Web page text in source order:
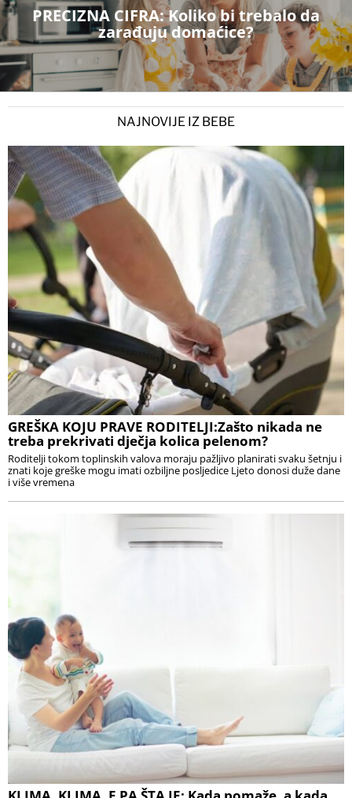
PRECIZNA CIFRA: Koliko bi trebalo da
zarađuju domaćice?
NAJNOVIJE IZ BEBE
GREŠKA KOJU PRAVE RODITELJI:Zašto nikada ne
treba prekrivati dječja kolica pelenom?
Roditelji tokom toplinskih valova moraju pažljivo planirati svaku šetnju i
znati koje greške mogu imati ozbiljne posljedice Ljeto donosi duže dane
i više vremena